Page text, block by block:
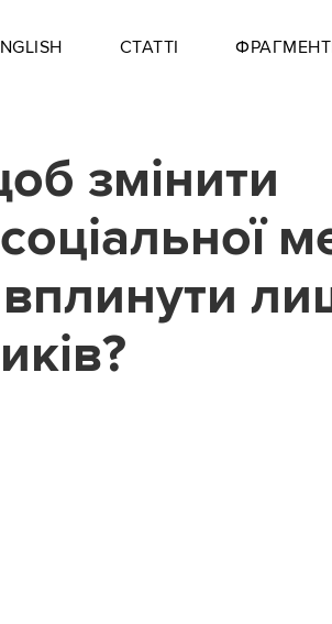
СТАТТІ
змінити